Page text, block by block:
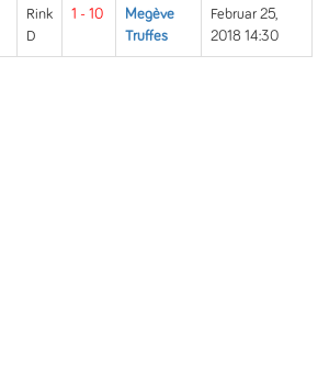
Rink
D
1 - 10
Megève
Truffes
Februar 25,
2018 14:30